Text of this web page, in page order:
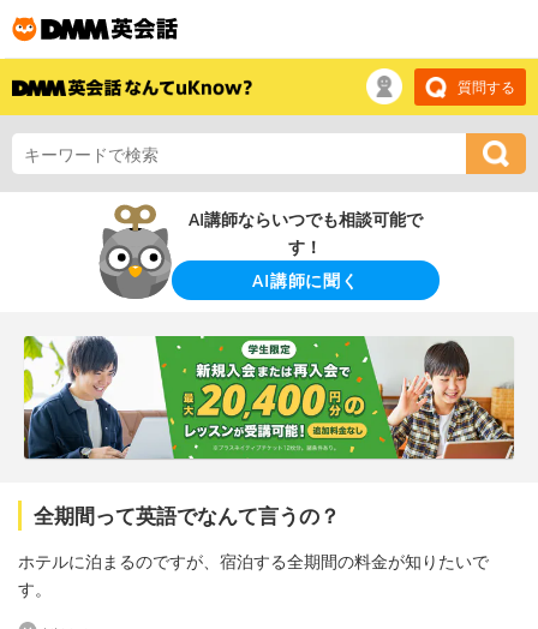
質問する
AI講師ならいつでも相談可能で
す！
AI講師に聞く
全期間って英語でなんて言うの？
ホテルに泊まるのですが、宿泊する全期間の料金が知りたいで
す。